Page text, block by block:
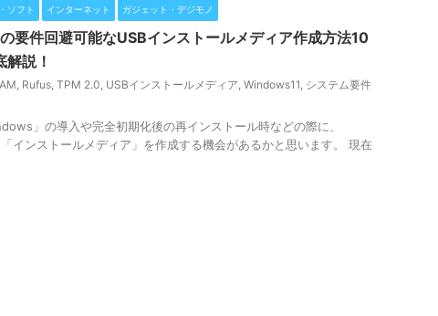
ソフト インターネット ガジェット・デジモノ
要件回避可能なUSBインストールメディア作成方法10
説！
, Rufus, TPM 2.0, USBインストールメディア, Windows11, システム要件
」の導入や完全初期化後の再インストール時などの際に、
インストールメディア」を作成する機会があるかと思います。 現在